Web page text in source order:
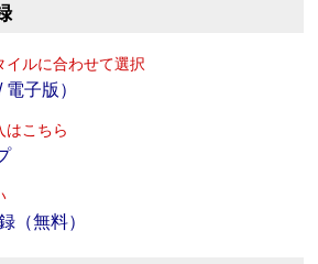
イルに合わせて選択
子版）
はこちら
（無料）